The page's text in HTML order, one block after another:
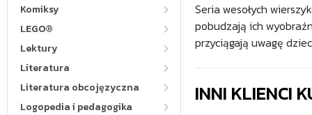
Komiksy
LEGO®
Lektury
Literatura
Literatura obcojęzyczna
Logopedia i pedagogika
Seria wesołych
pobudzają ich
przyciągają uwagę
INNI KLIENCI